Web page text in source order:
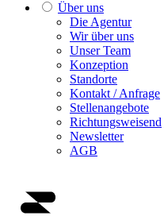
Über uns
Die Agentur
Wir über uns
Unser Team
Konzeption
Standorte
Kontakt / Anfrage
Stellenangebote
Richtungsweisend
Newsletter
AGB